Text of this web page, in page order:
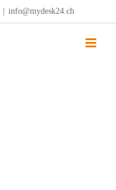
info@mydesk24.ch